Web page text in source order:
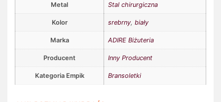
Metal Stal chirurgiczna
Kolor srebrny, biały
Marka ADIRE Biżuteria
Producent Inny Producent
Kategoria Empik Bransoletki